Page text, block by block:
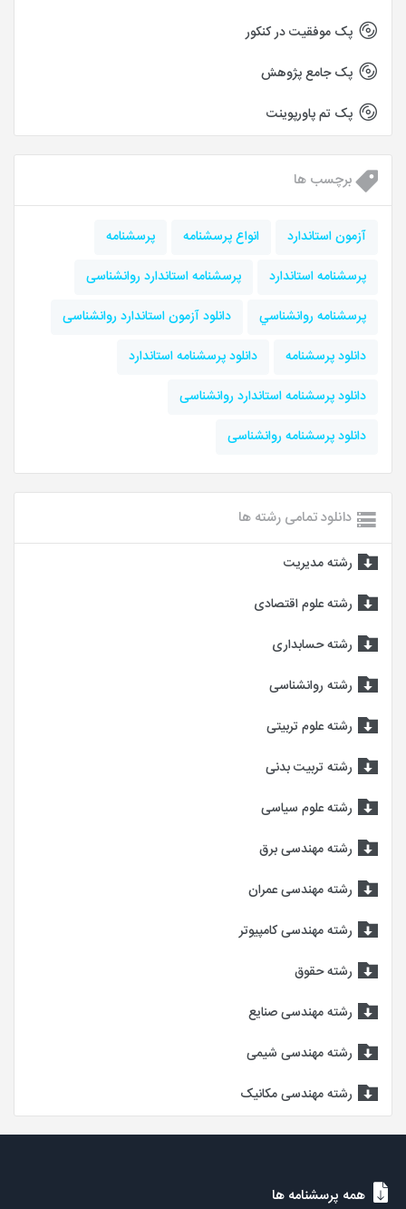
پک موفقیت در کنکور
پک جامع پژوهش
پک تم پاورپوینت
برچسب ها
آزمون استاندارد انواع پرسشنامه
پرسشنامه
پرسشنامه استاندارد
پرسشنامه استاندارد روانشناسی
پرسشنامه روانشناسي
دانلود آزمون استاندارد روانشناسی
دانلود پرسشنامه
دانلود پرسشنامه استاندارد
دانلود پرسشنامه استاندارد روانشناسی
دانلود پرسشنامه روانشناسی
دانلود تمامی رشته ها
رشته مدیریت
رشته علوم اقتصادی
رشته حسابداری
رشته روانشناسی
رشته علوم تربیتی
رشته تربیت بدنی
رشته علوم سیاسی
رشته مهندسی برق
رشته مهندسی عمران
رشته مهندسی کامپیوتر
رشته حقوق
رشته مهندسی صنایع
رشته مهندسی شیمی
رشته مهندسی مکانیک
همه پرسشنامه ها